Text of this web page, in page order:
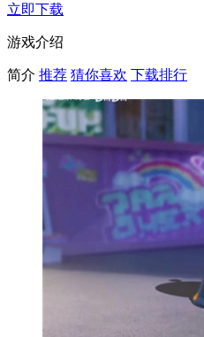
立即下载
游戏介绍
简介 推荐 猜你喜欢 下载排行